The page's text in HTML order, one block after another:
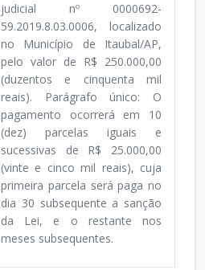
judicial nº 0000692-
59.2019.8.03.0006, localizado
no Município de Itaubal/AP,
pelo valor de R$ 250.000,00
(duzentos e cinquenta mil
reais). Parágrafo único: O
pagamento ocorrerá em 10
(dez) parcelas iguais e
sucessivas de R$ 25.000,00
(vinte e cinco mil reais), cuja
primeira parcela será paga no
dia 30 subsequente a sanção
da Lei, e o restante nos
meses subsequentes.